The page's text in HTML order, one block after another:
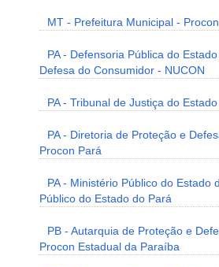
MT - Prefeitura Municipal -
PA - Defensoria Pública do
Defesa do Consumidor - NUCON
PA - Tribunal de Justiça do
PA - Diretoria de Proteção e
Procon Pará
PA - Ministério Público do Estado
Público do Estado do Pará
PB - Autarquia de Proteção e
Procon Estadual da Paraíba